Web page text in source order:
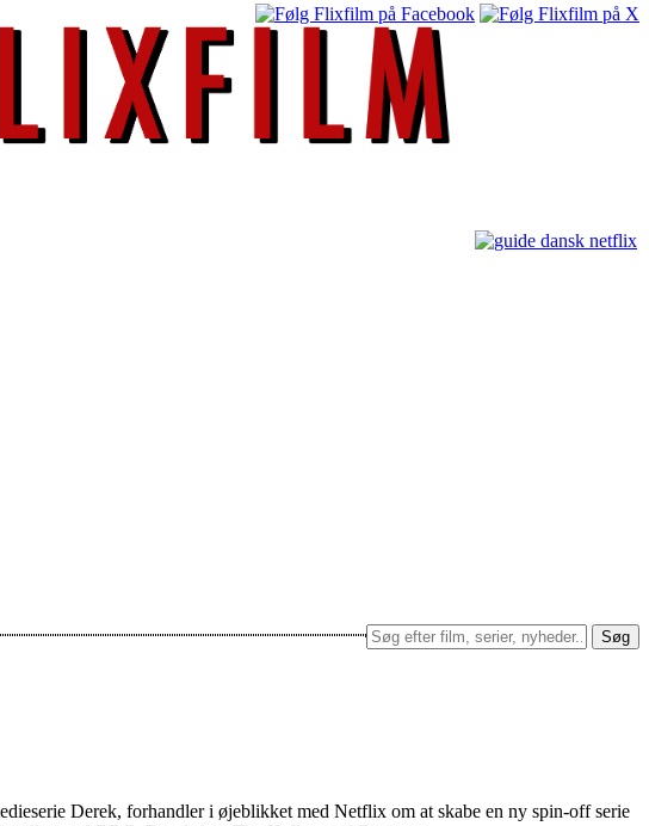
Søg
Derek, forhandler i øjeblikket med Netflix om at skabe en ny spin-off serie